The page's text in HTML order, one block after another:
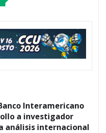
Interamericano
a investigador
análisis internacional